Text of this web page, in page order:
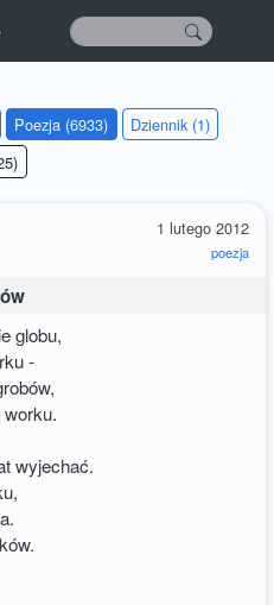
Poezja (6933)
Dziennik (1)
1 lutego 2012
poezja
globu,
-
wyjechać.